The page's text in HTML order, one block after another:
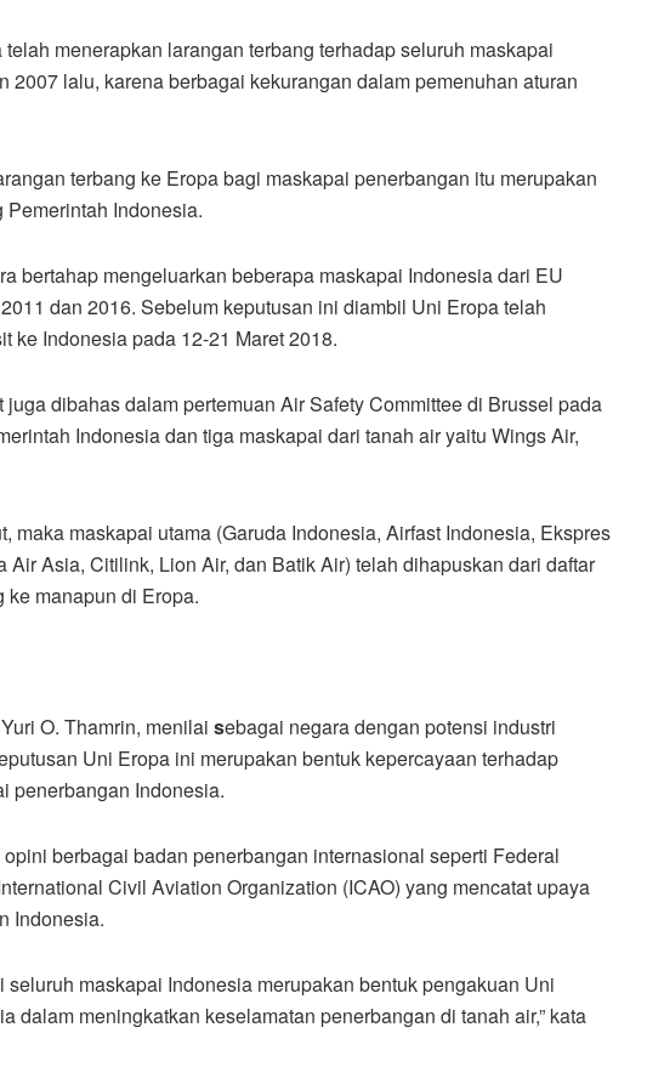
menerapkan larangan terbang terhadap seluruh maskapai
2007 lalu, karena berbagai kekurangan dalam pemenuhan aturan
terbang ke Eropa bagi maskapai penerbangan itu merupakan
Indonesia.
bertahap mengeluarkan beberapa maskapai Indonesia dari EU
dan 2016. Sebelum keputusan ini diambil Uni Eropa telah
ke Indonesia pada 12-21 Maret 2018.
dibahas dalam pertemuan Air Safety Committee di Brussel pada
Indonesia dan tiga maskapai dari tanah air yaitu Wings Air,
maka maskapai utama (Garuda Indonesia, Airfast Indonesia, Ekspres
Air Asia, Citilink, Lion Air, dan Batik Air) telah dihapuskan dari daftar
ke manapun di Eropa.
O. Thamrin, menilai sebagai negara dengan potensi industri
Uni Eropa ini merupakan bentuk kepercayaan terhadap
penerbangan Indonesia.
berbagai badan penerbangan internasional seperti Federal
Civil Aviation Organization (ICAO) yang mencatat upaya
Indonesia.
seluruh maskapai Indonesia merupakan bentuk pengakuan Uni
dalam meningkatkan keselamatan penerbangan di tanah air,” kata